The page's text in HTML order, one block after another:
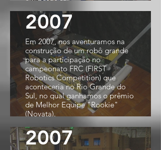
2007
Em 2007, nos aventuramos na
construção de um robô grande
para a participação no
campeonato FRC (FIRST
Robotics Competition) que
aconteceria no Rio Grande do
Sul, no qual ganhamos o prêmio
de Melhor Equipe "Rookie"
(Novata).
2007